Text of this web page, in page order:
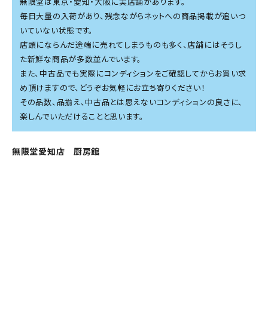
毎日大量の入荷があり、残念ながらネットへの商品掲載が追いつ
いていない状態です。
店頭にならんだ途端に売れてしまうものも多く、店舗にはそうし
た新鮮な商品が多数並んでいます。
また、中古品でも実際にコンディションをご確認してからお買い求
め頂けますので、どうぞお気軽にお立ち寄りください！
その品数、品揃え、中古品とは思えないコンディションの良さに、
楽しんでいただけることと思います。
無限堂愛知店 厨房館